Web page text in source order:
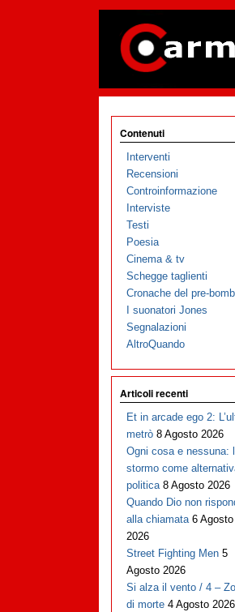
Contenuti
Interventi
Recensioni
Controinformazione
Interviste
Testi
Poesia
Cinema & tv
Schegge taglienti
Cronache del pre-
I suonatori Jones
Segnalazioni
AltroQuando
Articoli recenti
Et in arcade ego 2:
metrò 8 Agosto 2026
Ogni cosa e nessuna:
stormo come
politica 8 Agosto 2026
Quando Dio non
alla chiamata 6 Agosto
2026
Street Fighting Men 5
Agosto 2026
Si alza il vento / 4 –
di morte 4 Agosto 2026